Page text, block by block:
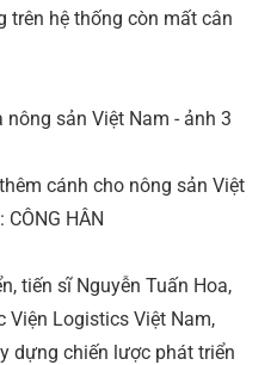
trên hệ thống còn mất cân
cánh cho nông sản Việt
CÔNG HÂN
tiến sĩ Nguyễn Tuấn Hoa,
Viện Logistics Việt Nam,
dựng chiến lược phát triển